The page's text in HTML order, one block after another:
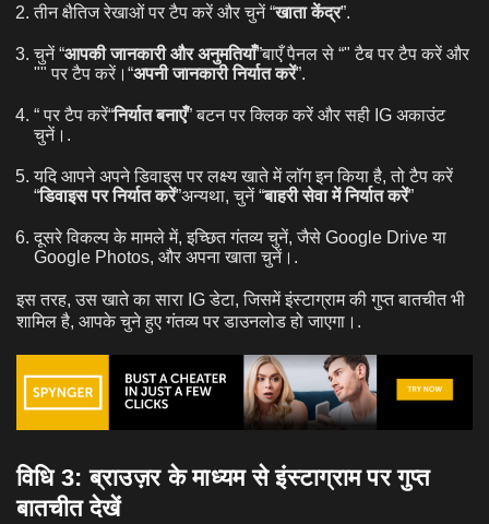
तीन क्षैतिज रेखाओं पर टैप करें और चुनें “खाता केंद्र”.
चुनें “आपकी जानकारी और अनुमतियाँ”बाएँ पैनल से “" टैब पर टैप करें और
"" पर टैप करें।“अपनी जानकारी निर्यात करें”.
“ पर टैप करें“निर्यात बनाएँ” बटन पर क्लिक करें और सही IG अकाउंट
चुनें।.
यदि आपने अपने डिवाइस पर लक्ष्य खाते में लॉग इन किया है, तो टैप करें
“डिवाइस पर निर्यात करें”अन्यथा, चुनें “बाहरी सेवा में निर्यात करें”
दूसरे विकल्प के मामले में, इच्छित गंतव्य चुनें, जैसे Google Drive या
Google Photos, और अपना खाता चुनें।.
इस तरह, उस खाते का सारा IG डेटा, जिसमें इंस्टाग्राम की गुप्त बातचीत भी
शामिल है, आपके चुने हुए गंतव्य पर डाउनलोड हो जाएगा।.
विधि 3: ब्राउज़र के माध्यम से इंस्टाग्राम पर गुप्त
बातचीत देखें